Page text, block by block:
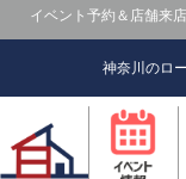
イベント予約＆店舗来
神奈川のロ